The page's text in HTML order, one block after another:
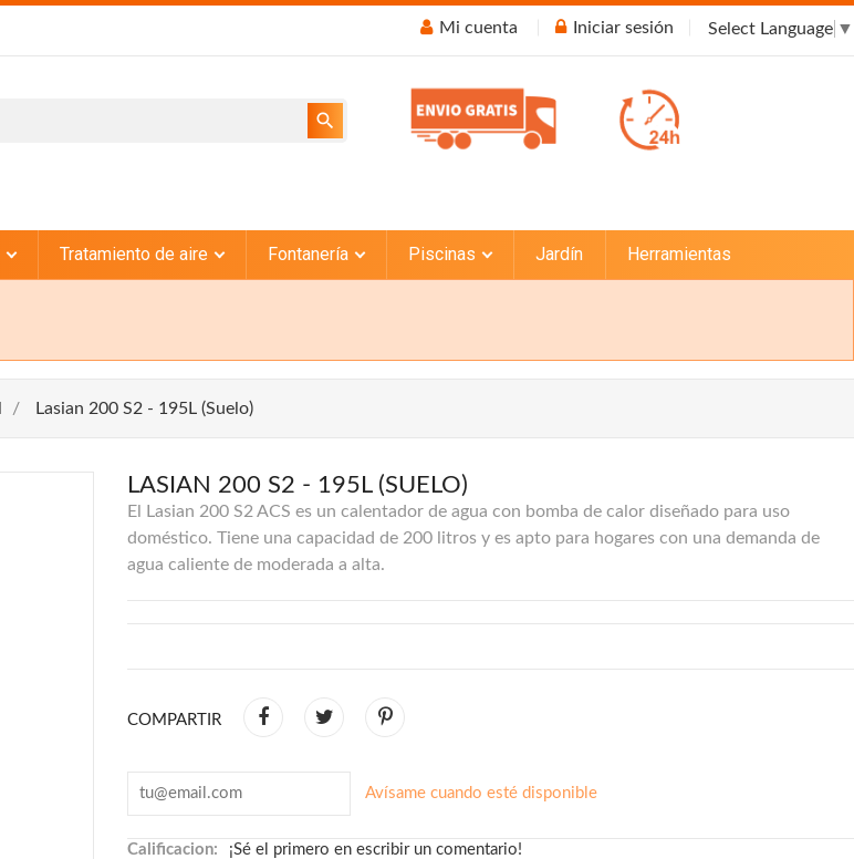
Mi cuenta Iniciar sesión Select Language ▼
search
Tratamiento de aire Fontanería Piscinas Jardín Herramientas
Lasian 200 S2 - 195L (Suelo)
LASIAN 200 S2 - 195L (SUELO)
El Lasian 200 S2 ACS es un calentador de agua con bomba de calor diseñado para uso
doméstico. Tiene una capacidad de 200 litros y es apto para hogares con una demanda de
agua caliente de moderada a alta.
COMPARTIR
Avísame cuando esté disponible
Calificacion: ¡Sé el primero en escribir un comentario!